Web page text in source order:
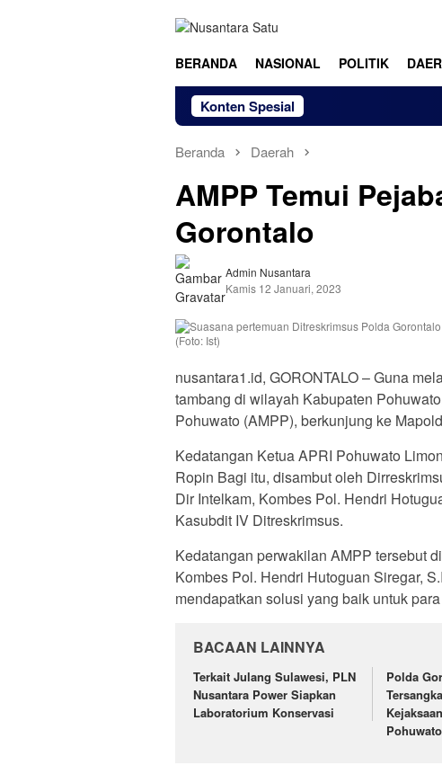
BERANDA NASIONAL POLITIK
Konten Spesial
Beranda Daerah
AMPP Temui
Gorontalo
Admin Nusantara
Kamis 12 Januari, 2023
nusantara1.id, GORONTALO – Guna
tambang di wilayah Kabupaten
Pohuwato (AMPP), berkunjung ke
Kedatangan Ketua APRI Pohuwato
Ropin Bagi itu, disambut oleh
Dir Intelkam, Kombes Pol. Hendri
Kasubdit IV Ditreskrimsus.
Kedatangan perwakilan AMPP tersebut
Kombes Pol. Hendri Hutoguan Siregar,
mendapatkan solusi yang baik untuk
BACAAN LAINNYA
Terkait Julang Sulawesi, PLN
Nusantara Power Siapkan
Laboratorium Konservasi
Polda
Pohuwato